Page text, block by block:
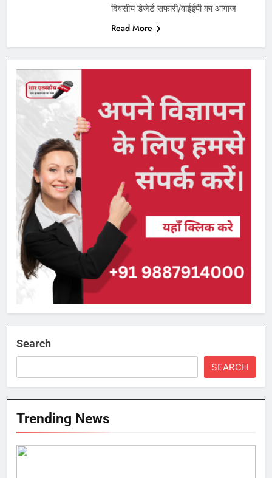
दिवसीय डेजेर्ट सफारी/वाईईपी का आगाज
Read More
Search
SEARCH
Trending News